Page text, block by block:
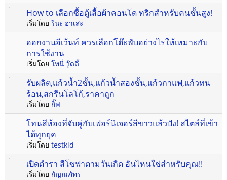
How to เลือกซื้อตู้เสื้อผ้าคอนโด ทริกสำหรับคนชั้นสูง!
เริ่มโดยรินะ ฮาเสะ
ออกงานอีเว้นท์ ควรเลือกโต๊ะพับอย่างไรให้เหมาะกับ
การใช้งาน
เริ่มโดย โทนี่ วู๊ดดี้
รับผลิต,แก้วน้ำ2ชั้น,แก้วน้ำสองชั้น,แก้วกาแฟ,แก้วทน
ร้อน,สกรีนโลโก้,ราคาถูก
เริ่มโดย กิ๊ฟ
โทนสีห้องที่จับคู่กับเฟอร์นิเจอร์สีขาวแล้วปัง! สไตล์ที่เข้า
ได้ทุกยุค
เริ่มโดย testkid
เปิดตำรา สีโซฟาตามวันเกิด อันไหนใช่สำหรับคุณ!!
เริ่มโดย กัญณภัทร